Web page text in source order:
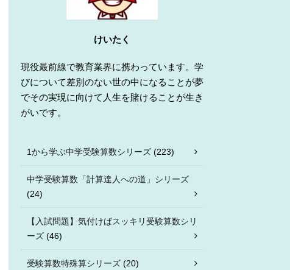
けいたく
現役最前線で教育業界に携わっています。学
びについて差別のない世の中になることが夢
でその実現に向けて人生を賭けることが生き
がいです。
1から学ぶ中学受験算数シリーズ (223)
中学受験算数「計算達人への道」シリーズ
(24)
【入試問題】気付けばスッキリ受験算数シリ
ーズ (46)
受験算数特殊算シリーズ (20)